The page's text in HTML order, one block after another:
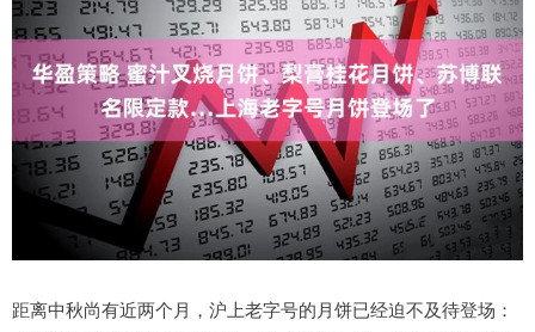
距离中秋尚有近两个月，沪上老字号的月饼已经迫不及待登场：